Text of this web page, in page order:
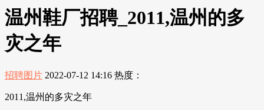
温州鞋厂招聘_2011,温州的多
灾之年
招聘图片 2022-07-12 14:16 热度：
2011,温州的多灾之年